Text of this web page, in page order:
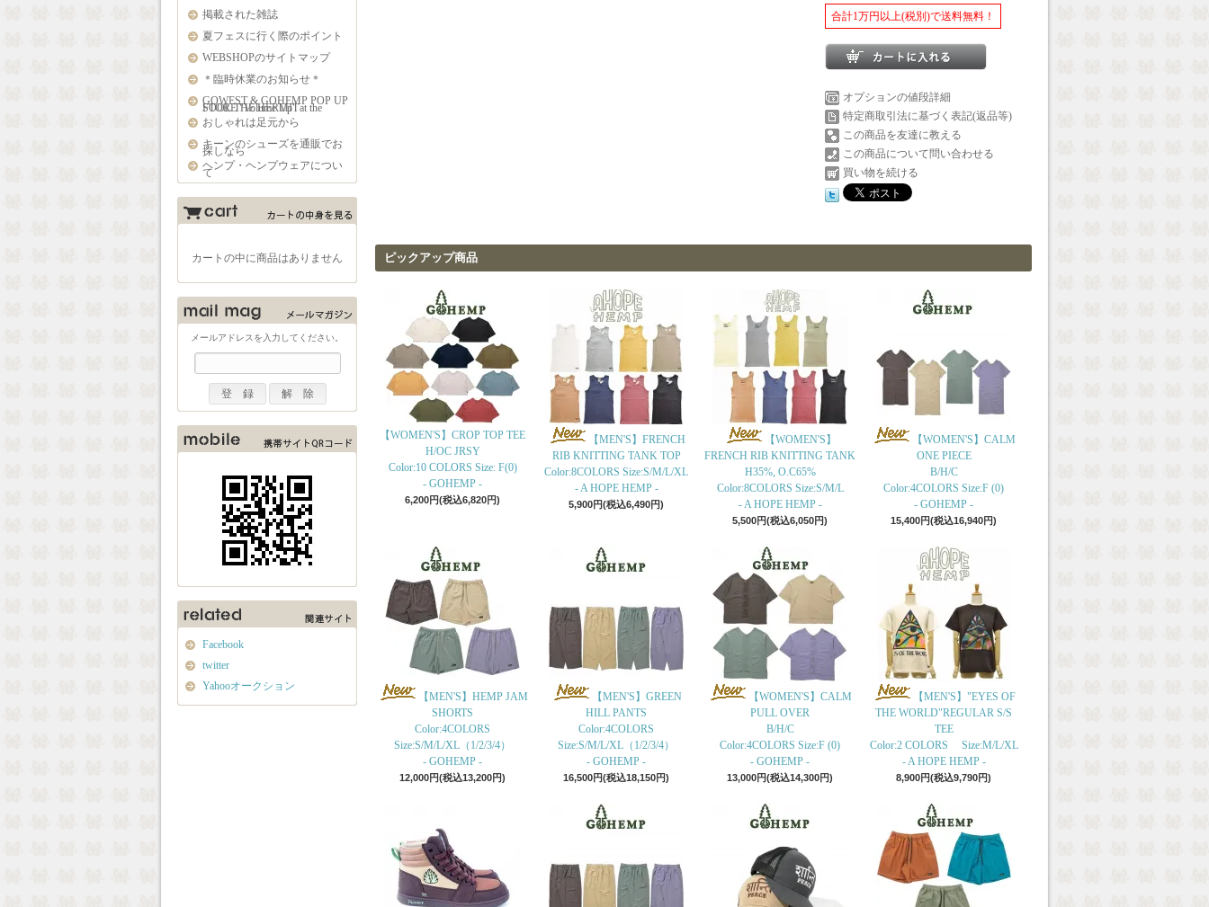
掲載された雑誌
夏フェスに行く際のポイント
WEBSHOPのサイトマップ
＊臨時休業のお知らせ＊
GOWEST & GOHEMP POP UP
STORE "Volume Up" at the FOOL THE HERMIT
おしゃれは足元から
キーンのシューズを通販でお
探しなら
ヘンプ・ヘンプウェアについ
て
カートの中に商品はありません
メールアドレスを入力してください。
Facebook
twitter
Yahooオークション
合計1万円以上(税別)で送料無料！
オプションの値段詳細
特定商取引法に基づく表記(返品等)
この商品を友達に教える
この商品について問い合わせる
買い物を続ける
ピックアップ商品
【WOMEN'S】CROP TOP TEE
H/OC JRSY
Color:10 COLORS Size: F(0)
- GOHEMP -
6,200円(税込6,820円)
【MEN'S】FRENCH
RIB KNITTING TANK TOP
Color:8COLORS Size:S/M/L/XL
- A HOPE HEMP -
5,900円(税込6,490円)
【WOMEN'S】
FRENCH RIB KNITTING TANK
H35%, O.C65%
Color:8COLORS Size:S/M/L
- A HOPE HEMP -
5,500円(税込6,050円)
【WOMEN'S】CALM
ONE PIECE
B/H/C
Color:4COLORS Size:F (0)
- GOHEMP -
15,400円(税込16,940円)
【MEN'S】HEMP JAM
SHORTS
Color:4COLORS
Size:S/M/L/XL（1/2/3/4）
- GOHEMP -
12,000円(税込13,200円)
【MEN'S】GREEN
HILL PANTS
Color:4COLORS
Size:S/M/L/XL（1/2/3/4）
- GOHEMP -
16,500円(税込18,150円)
【WOMEN'S】CALM
PULL OVER
B/H/C
Color:4COLORS Size:F (0)
- GOHEMP -
13,000円(税込14,300円)
【MEN'S】"EYES OF
THE WORLD"REGULAR S/S
TEE
Color:2 COLORS Size:M/L/XL
- A HOPE HEMP -
8,900円(税込9,790円)